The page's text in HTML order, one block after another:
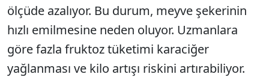
ölçüde azalıyor. Bu durum, meyve şekerinin
hızlı emilmesine neden oluyor. Uzmanlara
göre fazla fruktoz tüketimi karaciğer
yağlanması ve kilo artışı riskini artırabiliyor.